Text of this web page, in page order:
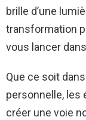
brille d’une
transformation
vous lancer
Que ce soit
personnelle, les
créer une voie